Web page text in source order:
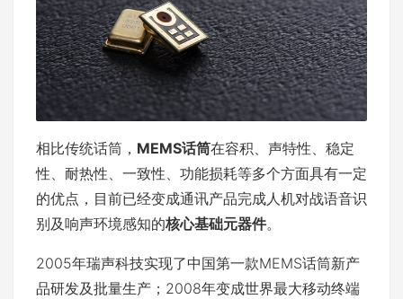
相比传统话筒， MEMS话筒在容积、声特性、稳定
性、耐热性、一致性、功能损耗等多个方面具有一定
的优点，目前已经变成通讯产品完成人机对战语音识
别及响声环境感知的核心基础元器件。
2005年瑞声科技实现了中国第一款MEMS话筒新产
品研发及批量生产；2008年变成世界最大移动终端